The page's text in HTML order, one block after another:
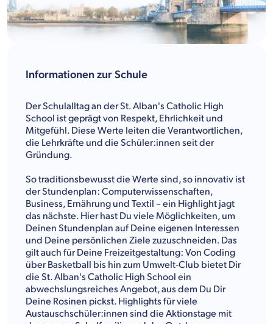
Informationen zur Schule
Der Schulalltag an der St. Alban's Catholic High
School ist geprägt von Respekt, Ehrlichkeit und
Mitgefühl. Diese Werte leiten die Verantwortlichen,
die Lehrkräfte und die Schüler:innen seit der
Gründung.
So traditionsbewusst die Werte sind, so innovativ ist
der Stundenplan: Computerwissenschaften,
Business, Ernährung und Textil – ein Highlight jagt
das nächste. Hier hast Du viele Möglichkeiten, um
Deinen Stundenplan auf Deine eigenen Interessen
und Deine persönlichen Ziele zuzuschneiden. Das
gilt auch für Deine Freizeitgestaltung: Von Coding
über Basketball bis hin zum Umwelt-Club bietet Dir
die St. Alban's Catholic High School ein
abwechslungsreiches Angebot, aus dem Du Dir
Deine Rosinen pickst. Highlights für viele
Austauschschüler:innen sind die Aktionstage mit